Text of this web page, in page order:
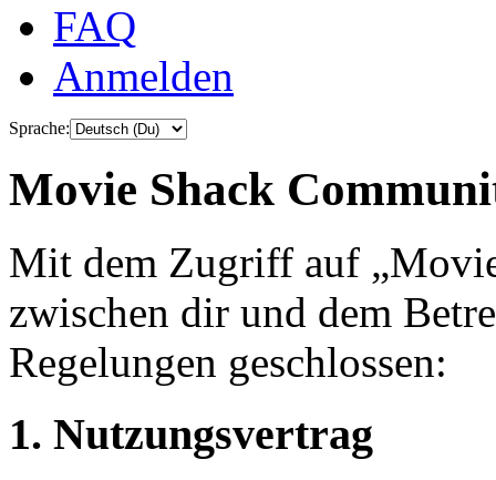
FAQ
Anmelden
Sprache:
Movie Shack
Mit dem Zugriff auf
zwischen dir und dem
Regelungen geschlossen:
1. Nutzungsvertrag